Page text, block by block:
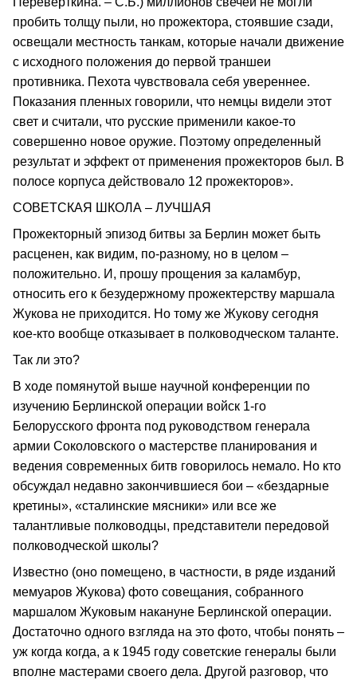
пробить толщу пыли, но прожектора, стоявшие сзади,
освещали местность танкам, которые начали движение
с исходного положения до первой траншеи
противника. Пехота чувствовала себя увереннее.
Показания пленных говорили, что немцы видели этот
свет и считали, что русские применили какое-то
совершенно новое оружие. Поэтому определенный
результат и эффект от применения прожекторов был. В
полосе корпуса действовало 12 прожекторов».
СОВЕТСКАЯ ШКОЛА – ЛУЧШАЯ
Прожекторный эпизод битвы за Берлин может быть
расценен, как видим, по-разному, но в целом –
положительно. И, прошу прощения за каламбур,
относить его к безудержному прожектерству маршала
Жукова не приходится. Но тому же Жукову сегодня
кое-кто вообще отказывает в полководческом таланте.
Так ли это?
В ходе помянутой выше научной конференции по
изучению Берлинской операции войск 1-го
Белорусского фронта под руководством генерала
армии Соколовского о мастерстве планирования и
ведения современных битв говорилось немало. Но кто
обсуждал недавно закончившиеся бои – «бездарные
кретины», «сталинские мясники» или все же
талантливые полководцы, представители передовой
полководческой школы?
Известно (оно помещено, в частности, в ряде изданий
мемуаров Жукова) фото совещания, собранного
маршалом Жуковым накануне Берлинской операции.
Достаточно одного взгляда на это фото, чтобы понять –
уж когда когда, а к 1945 году советские генералы были
вполне мастерами своего дела. Другой разговор, что